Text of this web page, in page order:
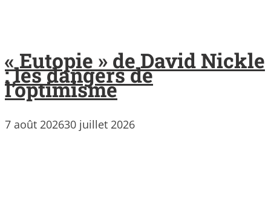
« Eutopie » de David Nickle
: les dangers de
l’optimisme
7 août 202630 juillet 2026